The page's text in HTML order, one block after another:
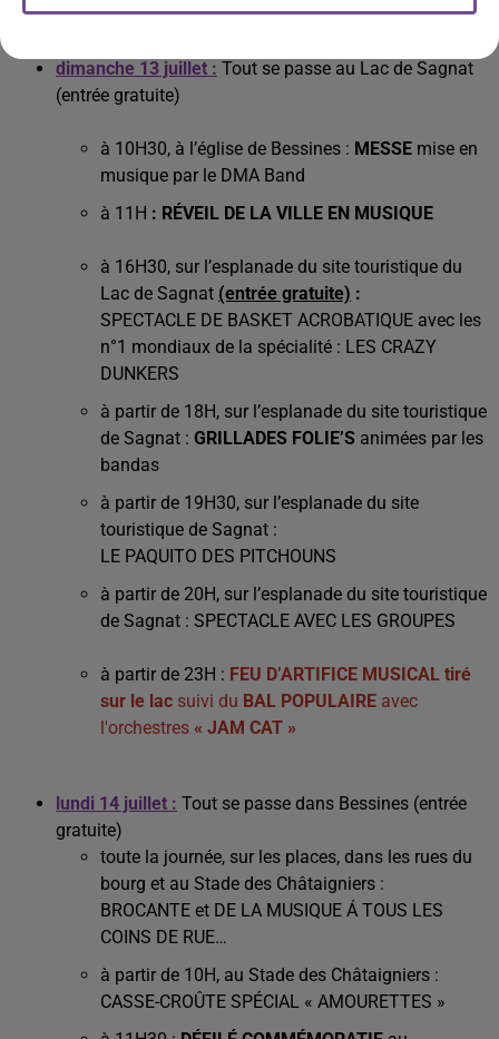
dimanche 13 juillet : Tout se passe au Lac de Sagnat
(entrée gratuite)
à 10H30, à l’église de Bessines : MESSE mise en
musique par le DMA Band
à 11H : RÉVEIL DE LA VILLE EN MUSIQUE
à 16H30, sur l’esplanade du site touristique du
Lac de Sagnat (entrée gratuite) :
SPECTACLE DE BASKET ACROBATIQUE avec les
n°1 mondiaux de la spécialité : LES CRAZY
DUNKERS
à partir de 18H, sur l’esplanade du site touristique
de Sagnat : GRILLADES FOLIE’S animées par les
bandas
à partir de 19H30, sur l’esplanade du site
touristique de Sagnat :
LE PAQUITO DES PITCHOUNS
à partir de 20H, sur l’esplanade du site touristique
de Sagnat : SPECTACLE AVEC LES GROUPES
à partir de 23H : FEU D’ARTIFICE MUSICAL tiré
sur le lac suivi du BAL POPULAIRE avec
l'orchestres « JAM CAT »
lundi 14 juillet : Tout se passe dans Bessines (entrée
gratuite)
toute la journée, sur les places, dans les rues du
bourg et au Stade des Châtaigniers :
BROCANTE et DE LA MUSIQUE Á TOUS LES
COINS DE RUE…
à partir de 10H, au Stade des Châtaigniers :
CASSE-CROÛTE SPÉCIAL « AMOURETTES »